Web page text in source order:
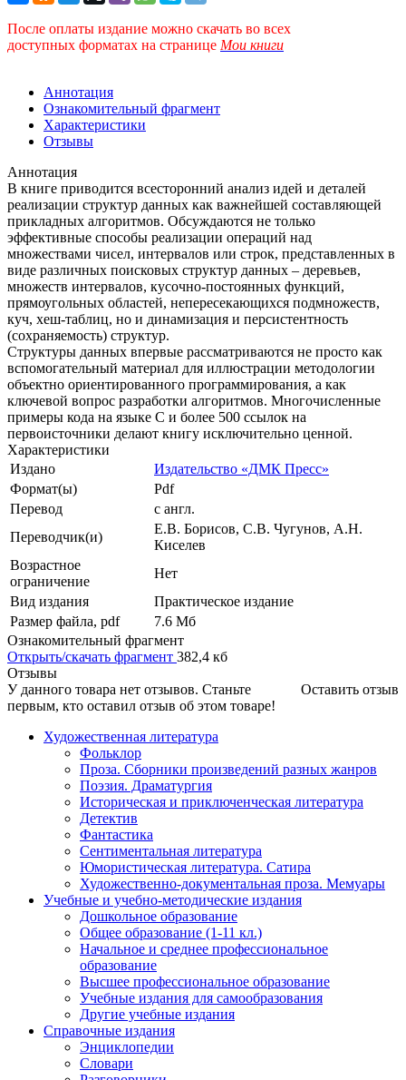
После оплаты издание можно скачать во всех
доступных форматах на странице Мои книги
Аннотация
Ознакомительный фрагмент
Характеристики
Отзывы
Аннотация
В книге приводится всесторонний анализ идей и деталей
реализации структур данных как важнейшей составляющей
прикладных алгоритмов. Обсуждаются не только
эффективные способы реализации операций над
множествами чисел, интервалов или строк, представленных в
виде различных поисковых структур данных – деревьев,
множеств интервалов, кусочно-постоянных функций,
прямоугольных областей, непересекающихся подмножеств,
куч, хеш-таблиц, но и динамизация и персистентность
(сохраняемость) структур.
Структуры данных впервые рассматриваются не просто как
вспомогательный материал для иллюстрации методологии
объектно ориентированного программирования, а как
ключевой вопрос разработки алгоритмов. Многочисленные
примеры кода на языке C и более 500 ссылок на
первоисточники делают книгу исключительно ценной.
Характеристики
Издано
Издательство «ДМК Пресс»
Формат(ы)
Pdf
Перевод
с англ.
Переводчик(и)
Е.В. Борисов, С.В. Чугунов, А.Н.
Киселев
Возрастное
ограничение
Нет
Вид издания
Практическое издание
Размер файла, pdf
7.6 Mб
Ознакомительный фрагмент
Открыть/скачать фрагмент 382,4 кб
Отзывы
Оставить отзыв
У данного товара нет отзывов. Станьте
первым, кто оставил отзыв об этом товаре!
Художественная литература
Фольклор
Проза. Сборники произведений разных жанров
Поэзия. Драматургия
Историческая и приключенческая литература
Детектив
Фантастика
Сентиментальная литература
Юмористическая литература. Сатира
Художественно-документальная проза. Мемуары
Учебные и учебно-методические издания
Дошкольное образование
Общее образование (1-11 кл.)
Начальное и среднее профессиональное
образование
Высшее профессиональное образование
Учебные издания для самообразования
Другие учебные издания
Справочные издания
Энциклопедии
Словари